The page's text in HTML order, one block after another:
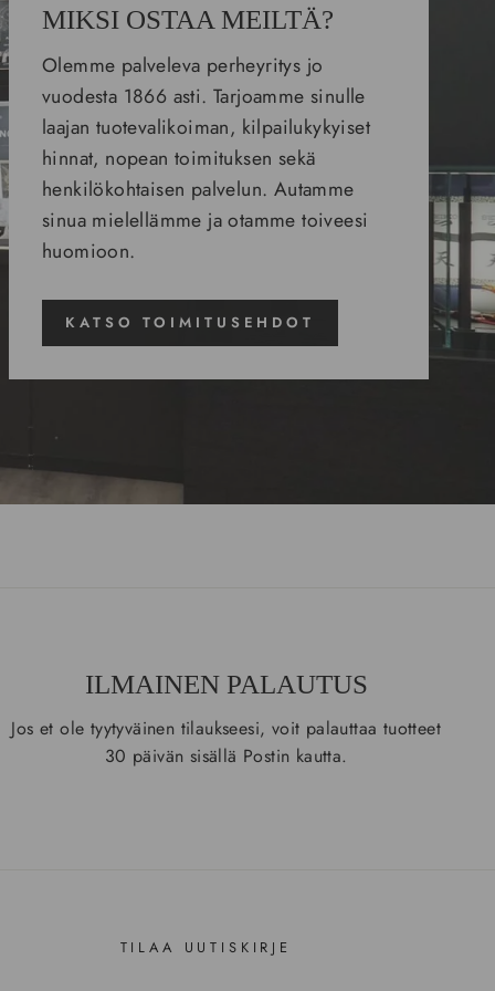
MIKSI OSTAA MEILTÄ?
Olemme palveleva perheyritys jo
vuodesta 1866 asti. Tarjoamme sinulle
laajan tuotevalikoiman, kilpailukykyiset
hinnat, nopean toimituksen sekä
henkilökohtaisen palvelun. Autamme
sinua mielellämme ja otamme toiveesi
huomioon.
KATSO TOIMITUSEHDOT
ILMAINEN PALAUTUS
Jos et ole tyytyväinen tilaukseesi, voit palauttaa tuotteet
30 päivän sisällä Postin kautta.
TILAA UUTISKIRJE